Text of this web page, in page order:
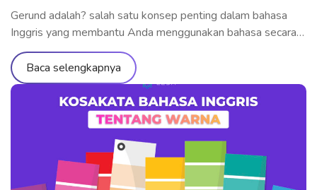
Gerund adalah? salah satu konsep penting dalam bahasa
Inggris yang membantu Anda menggunakan bahasa secara
lebih fleksibel dan alami. Dalam artikel ini, ELSA Speak akan
menjelaskan secara lengkap gerund adalah dan contohnya,
ciri-ciri utama yang perlu kamu pahami, serta latihan soal
dengan jawaban yang bisa langsung kamu praktikkan untuk
menguasai penggunaannya dengan baik. Gerund adalah? […]
Baca selengkapnya